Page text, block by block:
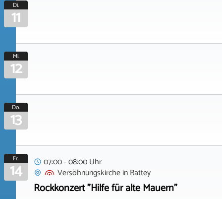
Di.
11
Mi.
12
Do.
13
Fr.
14
07:00 - 08:00 Uhr
VersöhnungskircheinRattey
Rockkonzert "Hilfe für alte Mauern"